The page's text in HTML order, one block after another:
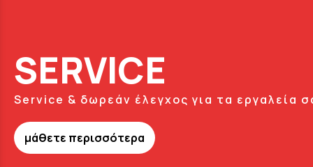
SERVICE
Service & δωρεάν έλεγχος για τα εργαλεία
μάθετε περισσότερα